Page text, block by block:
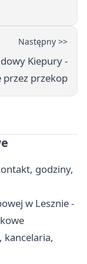
Następny >>
Kiepury -
przez przekop
godziny,
w Lesznie -
kancelaria,